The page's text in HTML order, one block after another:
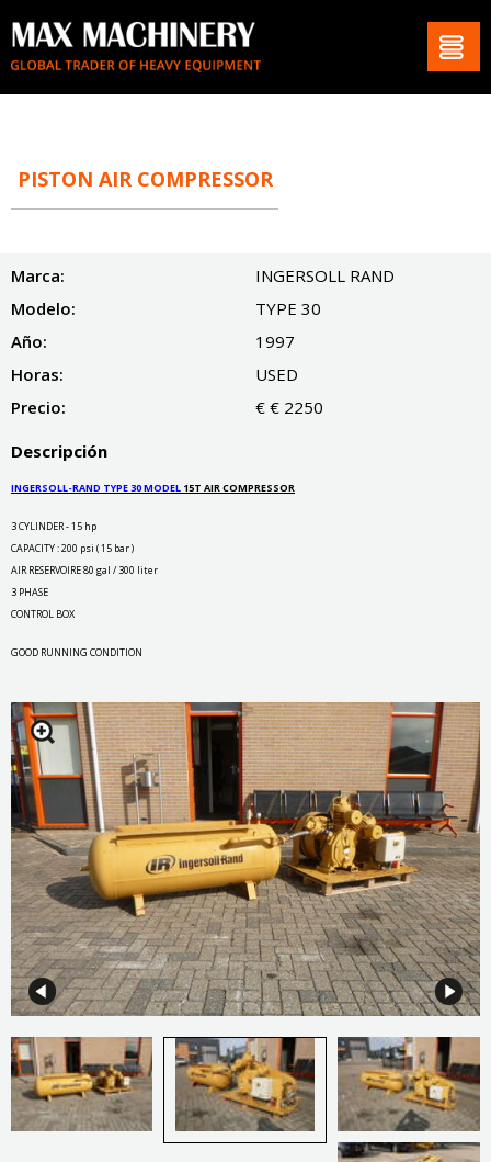
PISTON AIR COMPRESSOR
Marca:
INGERSOLL RAND
Modelo:
TYPE 30
Año:
1997
Horas:
USED
Precio:
€ € 2250
Descripción
INGERSOLL-RAND TYPE 30 MODEL 15T AIR COMPRESSOR
3 CYLINDER - 15 hp
CAPACITY : 200 psi ( 15 bar )
AIR RESERVOIRE 80 gal / 300 liter
3 PHASE
CONTROL BOX
GOOD RUNNING CONDITION